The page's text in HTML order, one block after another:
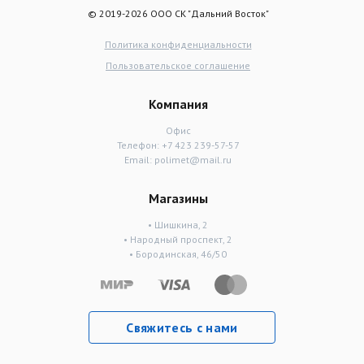
© 2019-2026 ООО СК "Дальний Восток"
Политика конфиденциальности
Пользовательское соглашение
Компания
Офис
Телефон: +7 423 239-57-57
Email: polimet@mail.ru
Магазины
• Шишкина, 2
• Народный проспект, 2
• Бородинская, 46/50
Свяжитесь с нами